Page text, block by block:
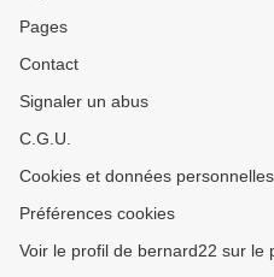
Pages
Contact
Signaler un abus
C.G.U.
Cookies et données personnelles
Préférences cookies
Voir le profil de bernard22 sur le